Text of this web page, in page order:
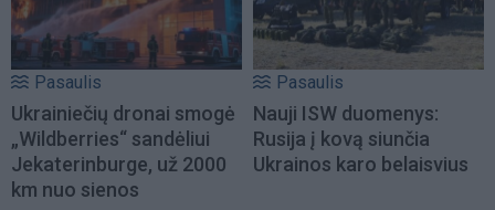
Pasaulis
Ukrainiečių dronai smogė
„Wildberries“ sandėliui
Jekaterinburge, už 2000
km nuo sienos
Pasaulis
Nauji ISW duomenys:
Rusija į kovą siunčia
Ukrainos karo belaisvius